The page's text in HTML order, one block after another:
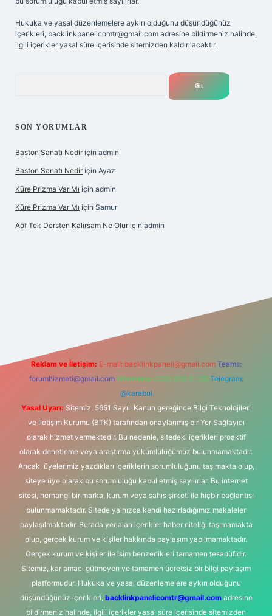
Hukuka ve yasal düzenlemelere aykırı olduğunu düşündüğünüz
içerikleri, backlinkpanelicomtr@gmail.com adresine bildirmeniz halinde,
ilgili içerikler yasal süre içerisinde sitemizden kaldırılacaktır.
SON YORUMLAR
Baston Sanatı Nedir için admin
Baston Sanatı Nedir için Ayaz
Küre Prizma Var Mı için admin
Küre Prizma Var Mı için Samur
Aöf Tek Dersten Kalırsam Ne Olur için admin
Reklam ve İletişim: E-mail: backlinkpaneli@gmail.com Teams:
forumhizmeti@gmail.com Whatsapp: 0262 606 0 726 Telegram:
@karabul
Yasal Uyarı: Sitemiz, 5651 Sayılı Kanun gereğince Bilgi Teknolojileri
ve İletişim Kurumu (BTK) tarafından onaylanmış bir Yer Sağlayıcı
olarak hizmet vermektedir. Bu nedenle, sitedeki içerikleri proaktif
olarak denetleme veya araştırma yükümlülüğümüz bulunmamaktadır.
Ancak, üyelerimiz yazdıkları içeriklerin sorumluluğunu taşımakta olup,
siteye üye olarak bu sorumluluğu kabul etmiş sayılırlar. Bu internet
sitesi, herhangi bir marka, kurum veya şahıs şirketi ile hiçbir bağlantısı
bulunmamaktadır. Sitede yalnızca kendi hazırladığımız makaleler
paylaşılmaktadır. Burada yer alan içerikler haber niteliği taşımamakta
olup, gerçek kurum ve kişiler hakkında paylaşım yapılmamaktadır.
Gerçek kurum ve kişiler ile isim benzerlikleri tamamen tesadüfidir.
Sitemiz, kar amacı gütmeyen ve tamamen ücretsiz bir bilgi paylaşım
platformudur. Hukuka ve yasal düzenlemelere aykırı olduğunu
düşündüğünüz içerikleri, backlinkpanelicomtr@gmail.comadresine
bildirmeniz halinde, ilgili içerikler yasal süre içerisinde sitemizden